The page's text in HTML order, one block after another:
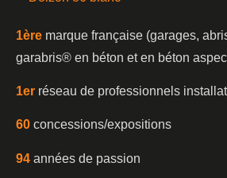
1ère marque française (garages,
garabris®️ en béton et en béton
1er réseau de professionnels
60 concessions/expositions
94 années de passion